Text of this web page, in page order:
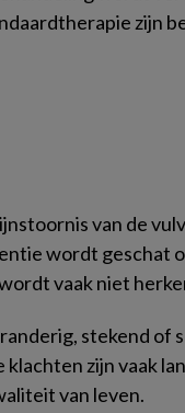
zijn
van de
wordt geschat
vaak niet
stekend of
zijn vaak
van leven.